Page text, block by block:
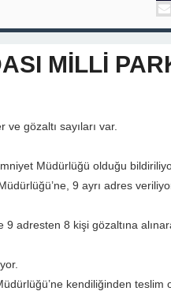
MİLLİ
gözaltı sayıları var.
Müdürlüğü olduğu
9 ayrı adres
adresten 8 kişi gözaltına
kendiliğinden teslim